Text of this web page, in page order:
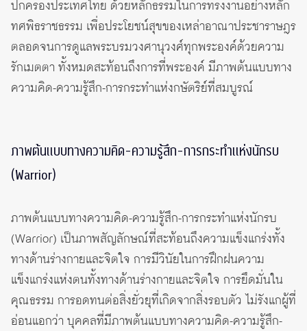
ปกครองประเทศไทย ด้วยหลักธรรมในการทรงงานอย่างหลัก
ทศพิธราชธรรม เพื่อประโยชน์สุขของเหล่าอาณาประชาราษฎร
ตลอดจนการดูแลพระบรมวงศานุวงศ์ทุกพระองค์ด้วยความ
รักเมตตา ทั้งหมดสะท้อนถึงการที่พระองค์ มีภาพต้นแบบทาง
ความคิด-ความรู้สึก-การกระทำแห่งกษัตริย์ที่สมบูรณ์
ภาพต้นแบบทางความคิด-ความรู้สึก-การกระทำแห่งนักรบ
(Warrior)
ภาพต้นแบบทางความคิด-ความรู้สึก-การกระทำแห่งนักรบ
(Warrior) เป็นภาพสัญลักษณ์ที่สะท้อนถึงความแข็งแกร่งทั้ง
ทางด้านร่างกายและจิตใจ การมีวินัยในการฝึกฝนความ
แข็งแกร่งแห่งตนทั้งทางด้านร่างกายและจิตใจ การยึดมั่นใน
คุณธรรม การอดทนต่อสิ่งยั่วยุที่เกิดจากสิ่งรอบตัว ไม่รังแกผู้ที่
อ่อนแอกว่า บุคคลที่มีภาพต้นแบบทางความคิด-ความรู้สึก-